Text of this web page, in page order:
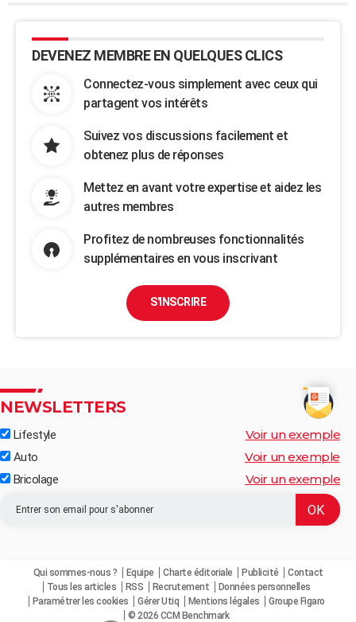
DEVENEZ MEMBRE EN QUELQUES CLICS
Connectez-vous simplement avec ceux qui
partagent vos intérêts
Suivez vos discussions facilement et
obtenez plus de réponses
Mettez en avant votre expertise et aidez les
autres membres
Profitez de nombreuses fonctionnalités
supplémentaires en vous inscrivant
S'INSCRIRE
NEWSLETTERS
Lifestyle Voir un exemple
Auto Voir un exemple
Bricolage Voir un exemple
Qui sommes-nous ? Equipe Charte éditoriale Publicité
Contact
Tous les articles
RSS Recrutement
Données personnelles
Paramétrer les cookies
Gérer Utiq Mentions légales
Groupe Figaro
© 2026 CCM Benchmark